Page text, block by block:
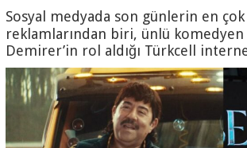
Sosyal medyada son günlerin en
reklamlarından biri, ünlü komedyen
Demirer’in rol aldığı Türkcell